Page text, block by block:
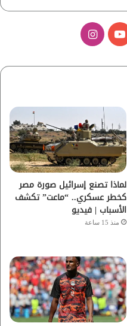
ي
و
ب
ت
ق
ر
ا
م
لماذا تصنع إسرائيل صورة مصر
كخطر عسكري.. “ماعت” تكشف
الأسباب | فيديو
منذ 15 ساعة